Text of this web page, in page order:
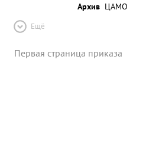
Архив ЦАМО
Ещё
Первая страница приказа